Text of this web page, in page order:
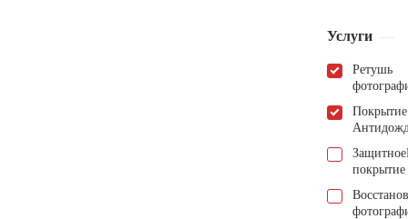
Услуги
Ретушь
Покрытие
Защитное
покрытие